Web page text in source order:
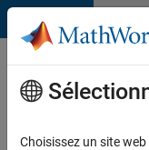
Passer au contenu
Votre
carrière
chez
Choisissez un site